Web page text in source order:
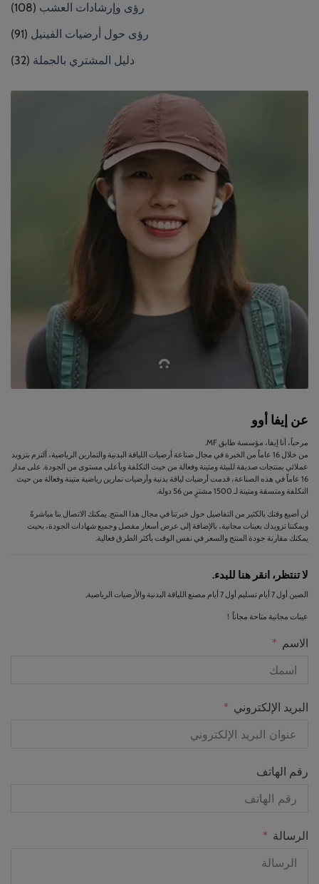
رؤى وإرشادات العشب (108)
رؤى حول أرضيات الفينيل (91)
دليل المشتري بالجملة (32)
عن إيفا أوو
مرحباً، أنا إيفا، مؤسسة طابق MF.
من خلال 16 عاماً من الخبرة في مجال صناعة أرضيات اللياقة البدنية والتمارين الرياضية، ألتزم بتزويد
عملائي بمنتجات صديقة للبيئة ومتينة وفعالة من حيث التكلفة وبأعلى مستوى من الجودة. على مدار
16 عاماً في هذه الصناعة، قدمت أرضيات لياقة بدنية وأرضيات تمارين رياضية متينة وفعالة من حيث
التكلفة ومتسقة ومتينة لـ 1500 مشترٍ من 56 دولة.
لن أضيع وقتك بالكثير من التفاصيل حول خبرتنا في مجال هذا المنتج. يمكنك الاتصال بنا مباشرةً
ويمكننا تزويدك بعينات مجانية، بالإضافة إلى عرض أسعار مفصل وجميع شهادات الجودة، بحيث
يمكنك مقارنة جودة المنتج والسعر في نفس الوقت بأكثر الطرق فعالية.
لا تنتظر، انقر هنا للبدء.
الصين أول 7 أيام تسليم أول 7 أيام مصنع اللياقة البدنية والأرضيات الرياضية,
عينات مجانية متاحة مجاناً！
الاسم
البريد الإلكتروني
رقم الهاتف
الرسالة